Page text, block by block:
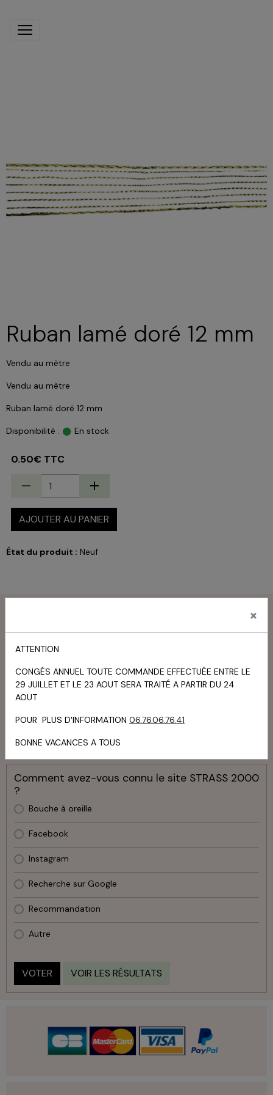
Ruban lamé doré 12 mm
Vendu au mètre
Vendu au mètre
Ruban lamé doré 12 mm
Disponibilité : En stock
0.50€ TTC
AJOUTER AU PANIER
État du produit : Neuf
Livre d'or
TOUS LES MESSAGES
Panier
Votre panier est vide
Sondage
Comment avez-vous connu le site STRASS 2000
?
Bouche à oreille
Facebook
Instagram
Recherche sur Google
Recommandation
Autre
VOTER VOIR LES RÉSULTATS
×
ATTENTION
CONGÉS ANNUEL TOUTE COMMANDE EFFECTUÉE ENTRE LE
29 JUILLET ET LE 23 AOUT SERA TRAITÉ A PARTIR DU 24
AOUT
POUR PLUS D'INFORMATION 06.76.06.76.41
BONNE VACANCES A TOUS